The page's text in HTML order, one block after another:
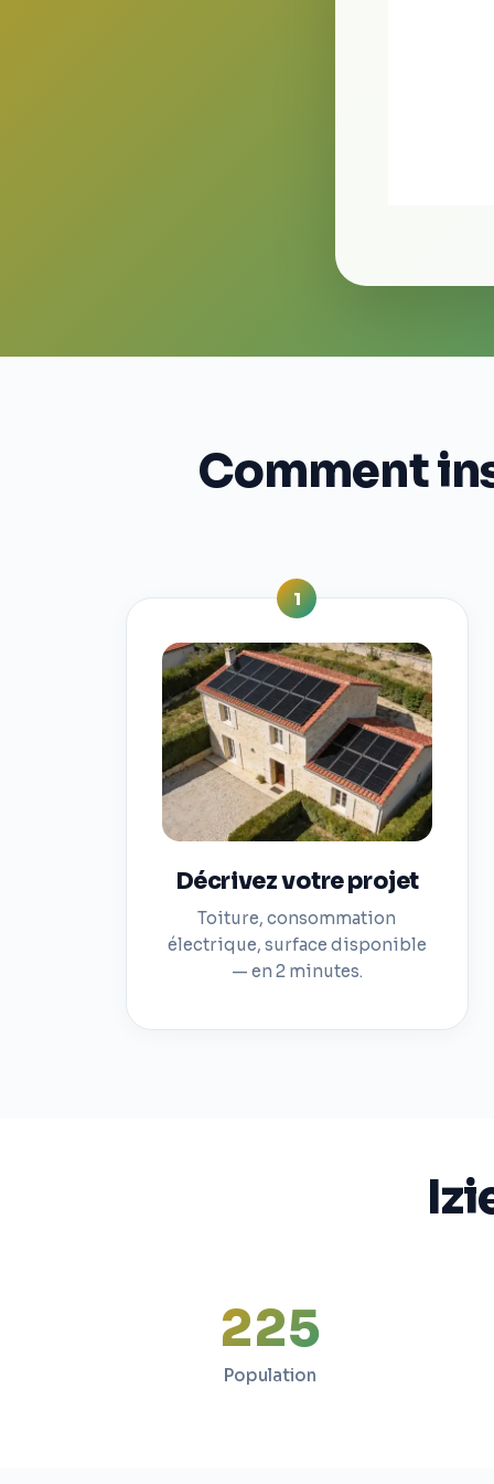
Comment
1
Décrivez votre projet
Toiture, consommation
électrique, surface disponible
— en 2 minutes.
225
Population